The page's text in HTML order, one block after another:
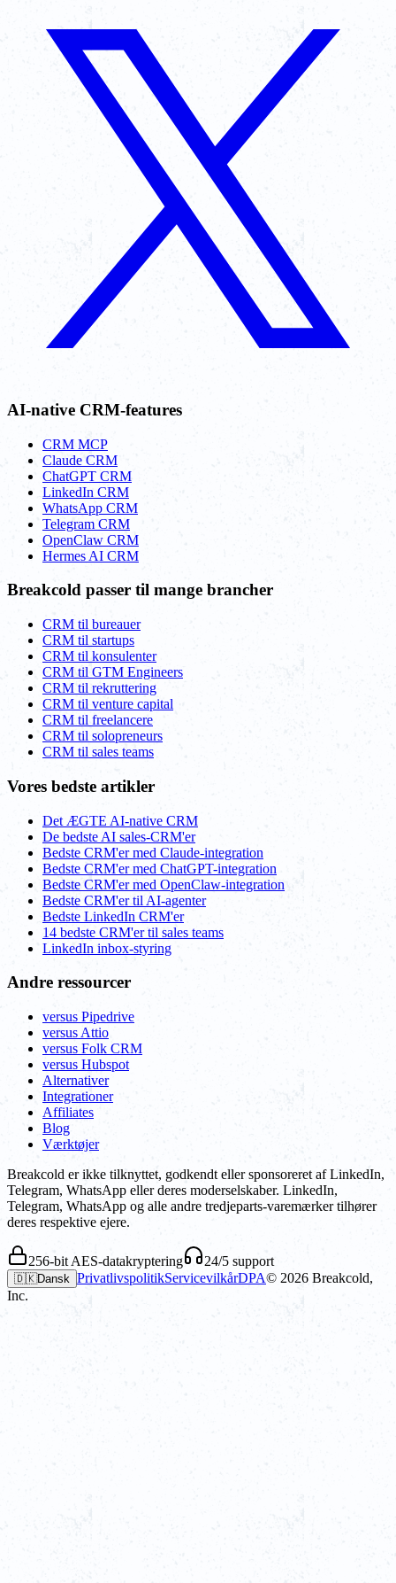
AI-native CRM-features
CRM MCP
Claude CRM
ChatGPT CRM
LinkedIn CRM
WhatsApp CRM
Telegram CRM
OpenClaw CRM
Hermes AI CRM
Breakcold passer til mange brancher
CRM til bureauer
CRM til startups
CRM til konsulenter
CRM til GTM Engineers
CRM til rekruttering
CRM til venture capital
CRM til freelancere
CRM til solopreneurs
CRM til sales teams
Vores bedste artikler
Det ÆGTE AI-native CRM
De bedste AI sales-CRM'er
Bedste CRM'er med Claude-integration
Bedste CRM'er med ChatGPT-integration
Bedste CRM'er med OpenClaw-integration
Bedste CRM'er til AI-agenter
Bedste LinkedIn CRM'er
14 bedste CRM'er til sales teams
LinkedIn inbox-styring
Andre ressourcer
versus Pipedrive
versus Attio
versus Folk CRM
versus Hubspot
Alternativer
Integrationer
Affiliates
Blog
Værktøjer
Breakcold er ikke tilknyttet, godkendt eller sponsoreret af LinkedIn,
Telegram, WhatsApp eller deres moderselskaber. LinkedIn,
Telegram, WhatsApp og alle andre tredjeparts-varemærker tilhører
deres respektive ejere.
256-bit AES-datakryptering 24/5 support
🇩🇰Dansk PrivatlivspolitikServicevilkårDPA© 2026 Breakcold,
Inc.